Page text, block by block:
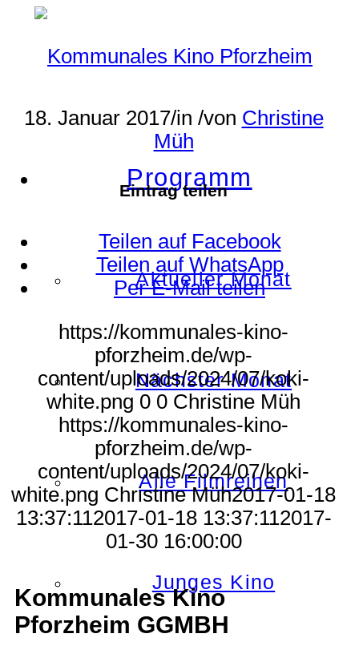
Programm
Aktueller Monat
Nächster Monat
Alle Filmreihen
Junges Kino
18. Januar 2017/in /von Christine
Müh
Eintrag teilen
Teilen auf Facebook
Teilen auf WhatsApp
Per E-Mail teilen
https://kommunales-kino-
pforzheim.de/wp-
content/uploads/2024/07/koki-
white.png 0 0 Christine Müh
https://kommunales-kino-
pforzheim.de/wp-
content/uploads/2024/07/koki-
white.png Christine Müh2017-01-18
13:37:11 2017-01-18 13:37:11 2017-
01-30 16:00:00
Kommunales Kino
Pforzheim GGMBH